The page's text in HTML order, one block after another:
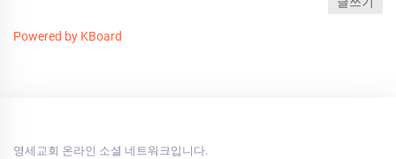
Powered by KBoard
영세교회 온라인 소셜 네트워크입니다.